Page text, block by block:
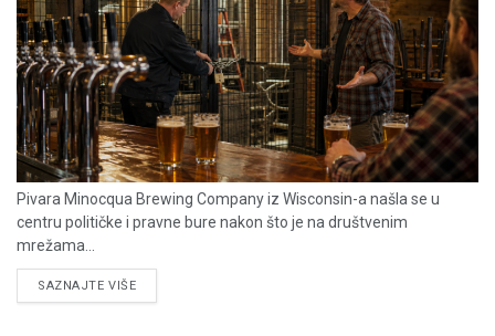
Pivara Minocqua Brewing Company iz Wisconsin-a našla se u
centru političke i pravne bure nakon što je na društvenim
mrežama...
SAZNAJTE VIŠEDETAILS